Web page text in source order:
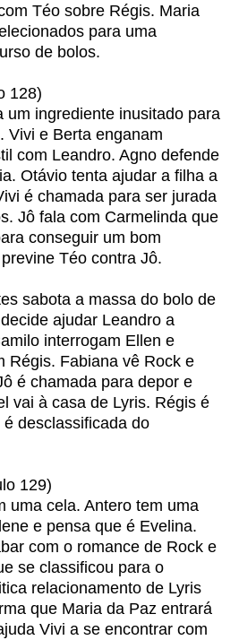
Téo sobre Régis. Maria
para uma
de bolos.
128)
um ingrediente inusitado para
Vivi e Berta enganam
com Leandro. Agno defende
Otávio tenta ajudar a filha a
é chamada para ser jurada
Jô fala com Carmelinda que
conseguir um bom
Téo contra Jô.
sabota a massa do bolo de
ajudar Leandro a
interrogam Ellen e
Régis. Fabiana vê Rock e
é chamada para depor e
vai à casa de Lyris. Régis é
desclassificada do
129)
uma cela. Antero tem uma
e pensa que é Evelina.
com o romance de Rock e
se classificou para o
relacionamento de Lyris
que Maria da Paz entrará
Vivi a se encontrar com